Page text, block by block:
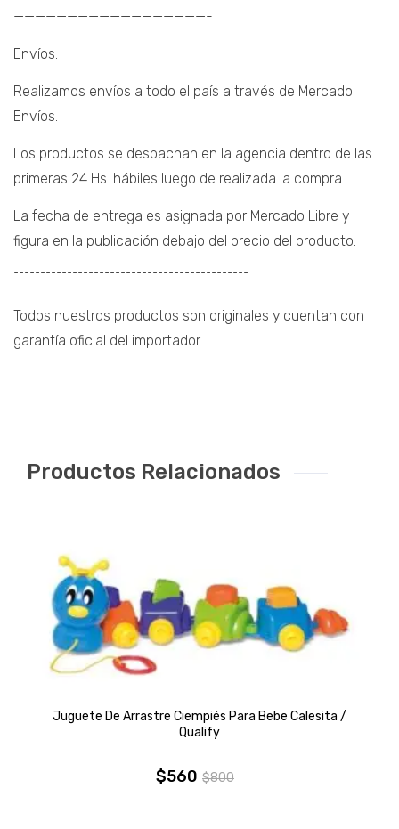
——————————————————-
Envíos:
Realizamos envíos a todo el país a través de Mercado
Envíos.
Los productos se despachan en la agencia dentro de las
primeras 24 Hs. hábiles luego de realizada la compra.
La fecha de entrega es asignada por Mercado Libre y
figura en la publicación debajo del precio del producto.
¯¯¯¯¯¯¯¯¯¯¯¯¯¯¯¯¯¯¯¯¯¯¯¯¯¯¯¯¯¯¯¯¯¯¯¯¯¯¯¯¯¯¯¯
Todos nuestros productos son originales y cuentan con
garantía oficial del importador.
Productos Relacionados
Juguete De Arrastre Ciempiés Para Bebe Calesita /
Qualify
$800
El
$560
El